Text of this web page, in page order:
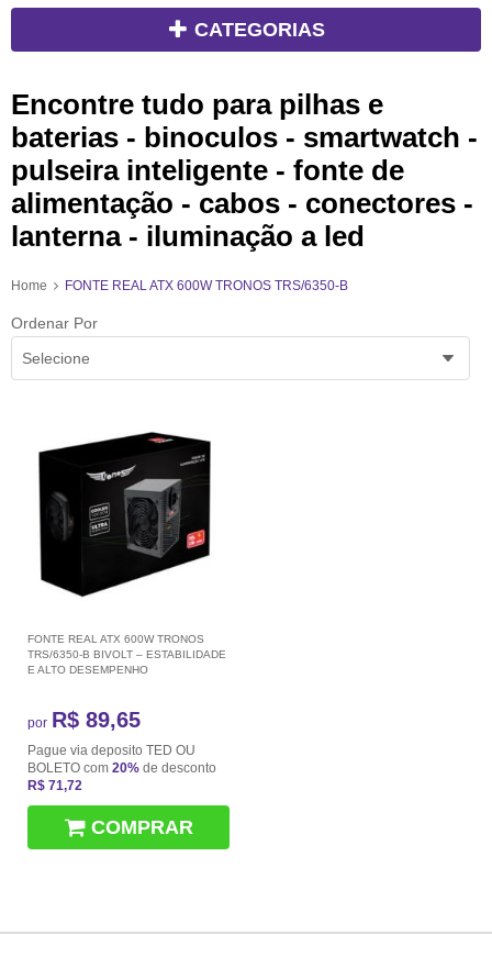
CATEGORIAS
Encontre tudo para pilhas e
baterias - binoculos - smartwatch -
pulseira inteligente - fonte de
alimentação - cabos - conectores -
lanterna - iluminação a led
Home FONTE REAL ATX 600W TRONOS TRS/6350-B
Ordenar Por
Selecione
FONTE REAL ATX 600W TRONOS
TRS/6350-B BIVOLT – ESTABILIDADE
E ALTO DESEMPENHO
por R$ 89,65
Pague via deposito TED OU
BOLETO com 20% de desconto
R$ 71,72
COMPRAR